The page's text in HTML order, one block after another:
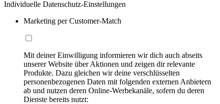
Individuelle Datenschutz-Einstellungen
Marketing per Customer-Match
Mit deiner Einwilligung informieren wir dich auch abseits
unserer Website über Aktionen und zeigen dir relevante
Produkte. Dazu gleichen wir deine verschlüsselten
personenbezogenen Daten mit folgenden externen Anbietern
ab und nutzen deren Online-Werbekanäle, sofern du deren
Dienste bereits nutzt: